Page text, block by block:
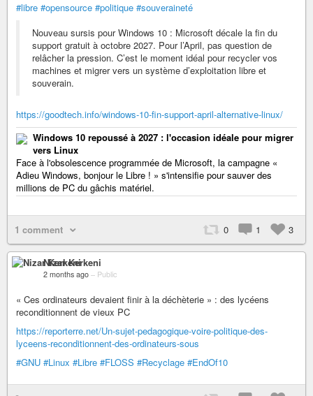
#libre #opensource #politique #souveraineté
Nouveau sursis pour Windows 10 : Microsoft décale la fin du
support gratuit à octobre 2027. Pour l’April, pas question de
relâcher la pression. C’est le moment idéal pour recycler vos
machines et migrer vers un système d’exploitation libre et
souverain.
https://goodtech.info/windows-10-fin-support-april-alternative-linux/
Windows 10 repoussé à 2027 : l'occasion idéale pour migrer
vers Linux
Face à l'obsolescence programmée de Microsoft, la campagne «
Adieu Windows, bonjour le Libre ! » s'intensifie pour sauver des
millions de PC du gâchis matériel.
1 comment 0 1 3
Nizar Kerkeni
2 months ago – Public
« Ces ordinateurs devaient finir à la déchèterie » : des lycéens
reconditionnent de vieux PC
https://reporterre.net/Un-sujet-pedagogique-voire-politique-des-
lyceens-reconditionnent-des-ordinateurs-sous
#GNU #Linux #Libre #FLOSS #Recyclage #EndOf10